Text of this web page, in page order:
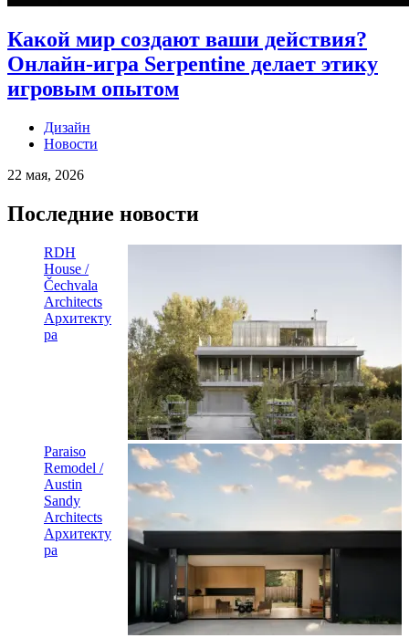
Какой мир создают ваши действия?
Онлайн-игра Serpentine делает этику
игровым опытом
Дизайн
Новости
22 мая, 2026
Последние новости
RDH
House /
Čechvala
Architects
Архитекту
ра
Paraiso
Remodel /
Austin
Sandy
Architects
Архитекту
ра